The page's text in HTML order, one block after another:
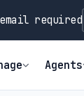
email required
Agents